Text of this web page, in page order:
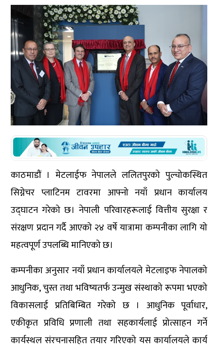
काठमाडौं । मेटलाईफ नेपालले ललितपुरको पुल्चोकस्थित
सिग्नेचर प्लाटिनम टावरमा आफ्नो नयाँ प्रधान कार्यालय
उद्घाटन गरेको छ। नेपाली परिवारहरूलाई वित्तीय सुरक्षा र
संरक्षण प्रदान गर्दै आएको २४ वर्षे यात्रामा कम्पनीका लागि यो
महत्वपूर्ण उपलब्धि मानिएको छ।
कम्पनीका अनुसार नयाँ प्रधान कार्यालयले मेटलाइफ नेपालको
आधुनिक, चुस्त तथा भविष्यतर्फ उन्मुख संस्थाको रूपमा भएको
विकासलाई प्रतिबिम्बित गरेको छ । आधुनिक पूर्वाधार,
एकीकृत प्रविधि प्रणाली तथा सहकार्यलाई प्रोत्साहन गर्ने
कार्यस्थल संरचनासहित तयार गरिएको यस कार्यालयले कार्य